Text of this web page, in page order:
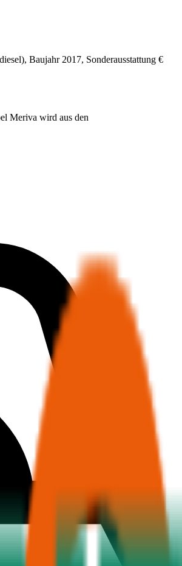
diesel), Baujahr 2017, Sonderausstattung €
Meriva wird aus den